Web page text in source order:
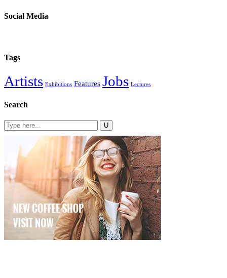
Social Media
Tags
Artists Exhibitions Features Jobs Lectures
Search